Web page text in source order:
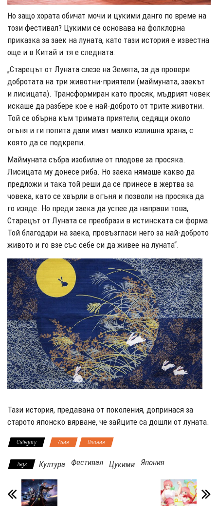
Но защо хората обичат мочи и цукими данго по време на
този фестивал? Цукими се основава на фолклорна
приказка за заек на луната, като тази история е известна
още и в Китай и тя е следната:
„Старецът от Луната слезе на Земята, за да провери
добротата на три животни-приятели (маймуната, заекът
и лисицата). Трансформиран като просяк, мъдрият човек
искаше да разбере кое е най-доброто от трите животни.
Той се обърна към тримата приятели, седящи около
огъня и ги попита дали имат малко излишна храна, с
която да се подкрепи.
Маймуната събра изобилие от плодове за просяка.
Лисицата му донесе риба. Но заека нямаше какво да
предложи и така той реши да се принесе в жертва за
човека, като се хвърли в огъня и позволи на просяка да
го изяде. Но преди заека да успее да направи това,
Старецът от Луната се преобрази в истинската си форма.
Той благодари на заека, провъзгласи него за най-доброто
живото и го взе със себе си да живее на луната“.
Тази история, предавана от поколения, допринася за
старото японско вярване, че зайците са дошли от луната.
Category Азия Япония
Tags Култура Фестивал Цукими Япония